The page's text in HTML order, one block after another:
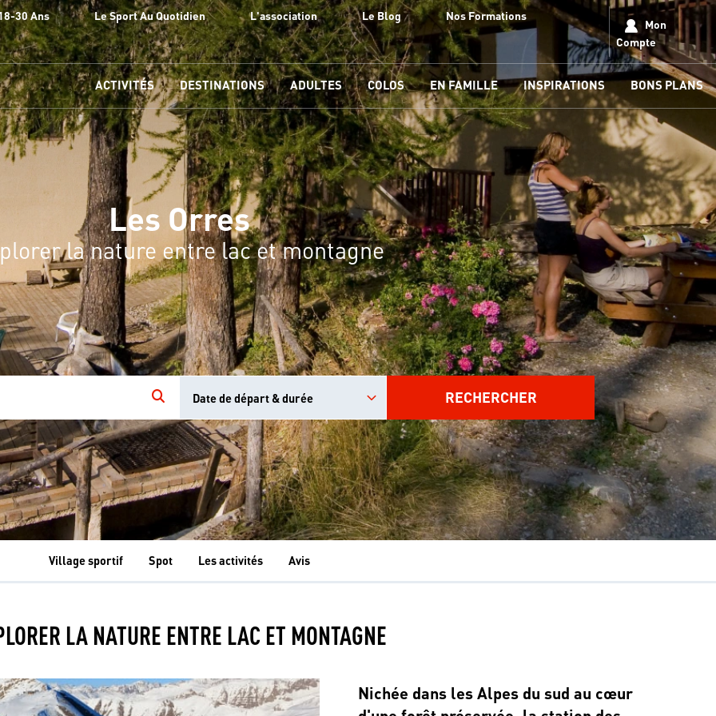
30 Ans Le Sport Au Quotidien L'association Le Blog Nos Formations
Mon
Compte
ACTIVITÉS DESTINATIONS ADULTES COLOS EN FAMILLE INSPIRATIONS BONS PLANS
Les Orres
la nature entre lac et montagne
Date de départ & durée RECHERCHER
Village sportif Spot Les activités Avis
LA NATURE ENTRE LAC ET MONTAGNE
Nichée dans les Alpes du sud au cœur